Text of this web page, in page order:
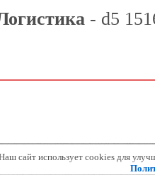
- d5
сайт использует cookies для